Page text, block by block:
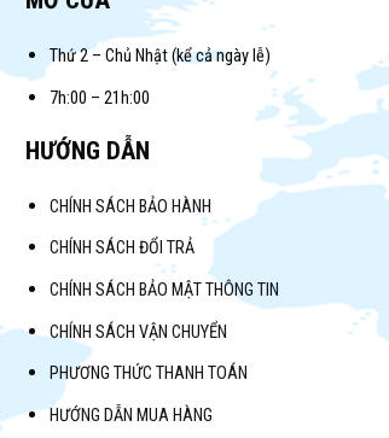
Thứ 2 – Chủ Nhật (kể cả ngày lễ)
7h:00 – 21h:00
HƯỚNG DẪN
CHÍNH SÁCH BẢO HÀNH
CHÍNH SÁCH ĐỔI TRẢ
CHÍNH SÁCH BẢO MẬT THÔNG TIN
CHÍNH SÁCH VẬN CHUYỂN
PHƯƠNG THỨC THANH TOÁN
HƯỚNG DẪN MUA HÀNG